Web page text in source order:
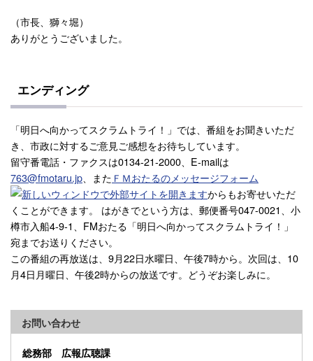
（市長、獅々堀）
ありがとうございました。
エンディング
「明日へ向かってスクラムトライ！」では、番組をお聞きいただ
き、市政に対するご意見ご感想をお待ちしています。
留守番電話・ファクスは0134-21-2000、E-mailは
763@fmotaru.jp、また ＦＭおたるのメッセージフォーム
からもお寄せいただ
くことができます。 はがきでという方は、郵便番号047-0021、小
樽市入船4-9-1、FMおたる「明日へ向かってスクラムトライ！」
宛までお送りください。
この番組の再放送は、9月22日水曜日、午後7時から。次回は、10
月4日月曜日、午後2時からの放送です。どうぞお楽しみに。
お問い合わせ
総務部 広報広聴課